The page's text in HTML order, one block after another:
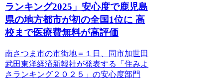
ランキング2025」安心度で鹿児島
県の地方都市が初の全国1位に 高
校まで医療費無料が高評価
南さつま市の市街地＝１日、同市加世田
武田東洋経済新報社が発表する「住みよ
さランキング２０２５」の安心度部門